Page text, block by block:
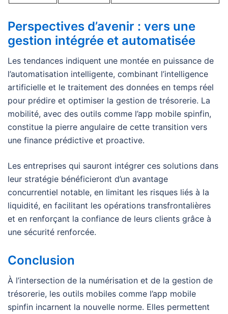
Perspectives d’avenir : vers une
gestion intégrée et automatisée
Les tendances indiquent une montée en puissance de
l’automatisation intelligente, combinant l’intelligence
artificielle et le traitement des données en temps réel
pour prédire et optimiser la gestion de trésorerie. La
mobilité, avec des outils comme l’app mobile spinfin,
constitue la pierre angulaire de cette transition vers
une finance prédictive et proactive.
Les entreprises qui sauront intégrer ces solutions dans
leur stratégie bénéficieront d’un avantage
concurrentiel notable, en limitant les risques liés à la
liquidité, en facilitant les opérations transfrontalières
et en renforçant la confiance de leurs clients grâce à
une sécurité renforcée.
Conclusion
À l’intersection de la numérisation et de la gestion de
trésorerie, les outils mobiles comme l’app mobile
spinfin incarnent la nouvelle norme. Elles permettent